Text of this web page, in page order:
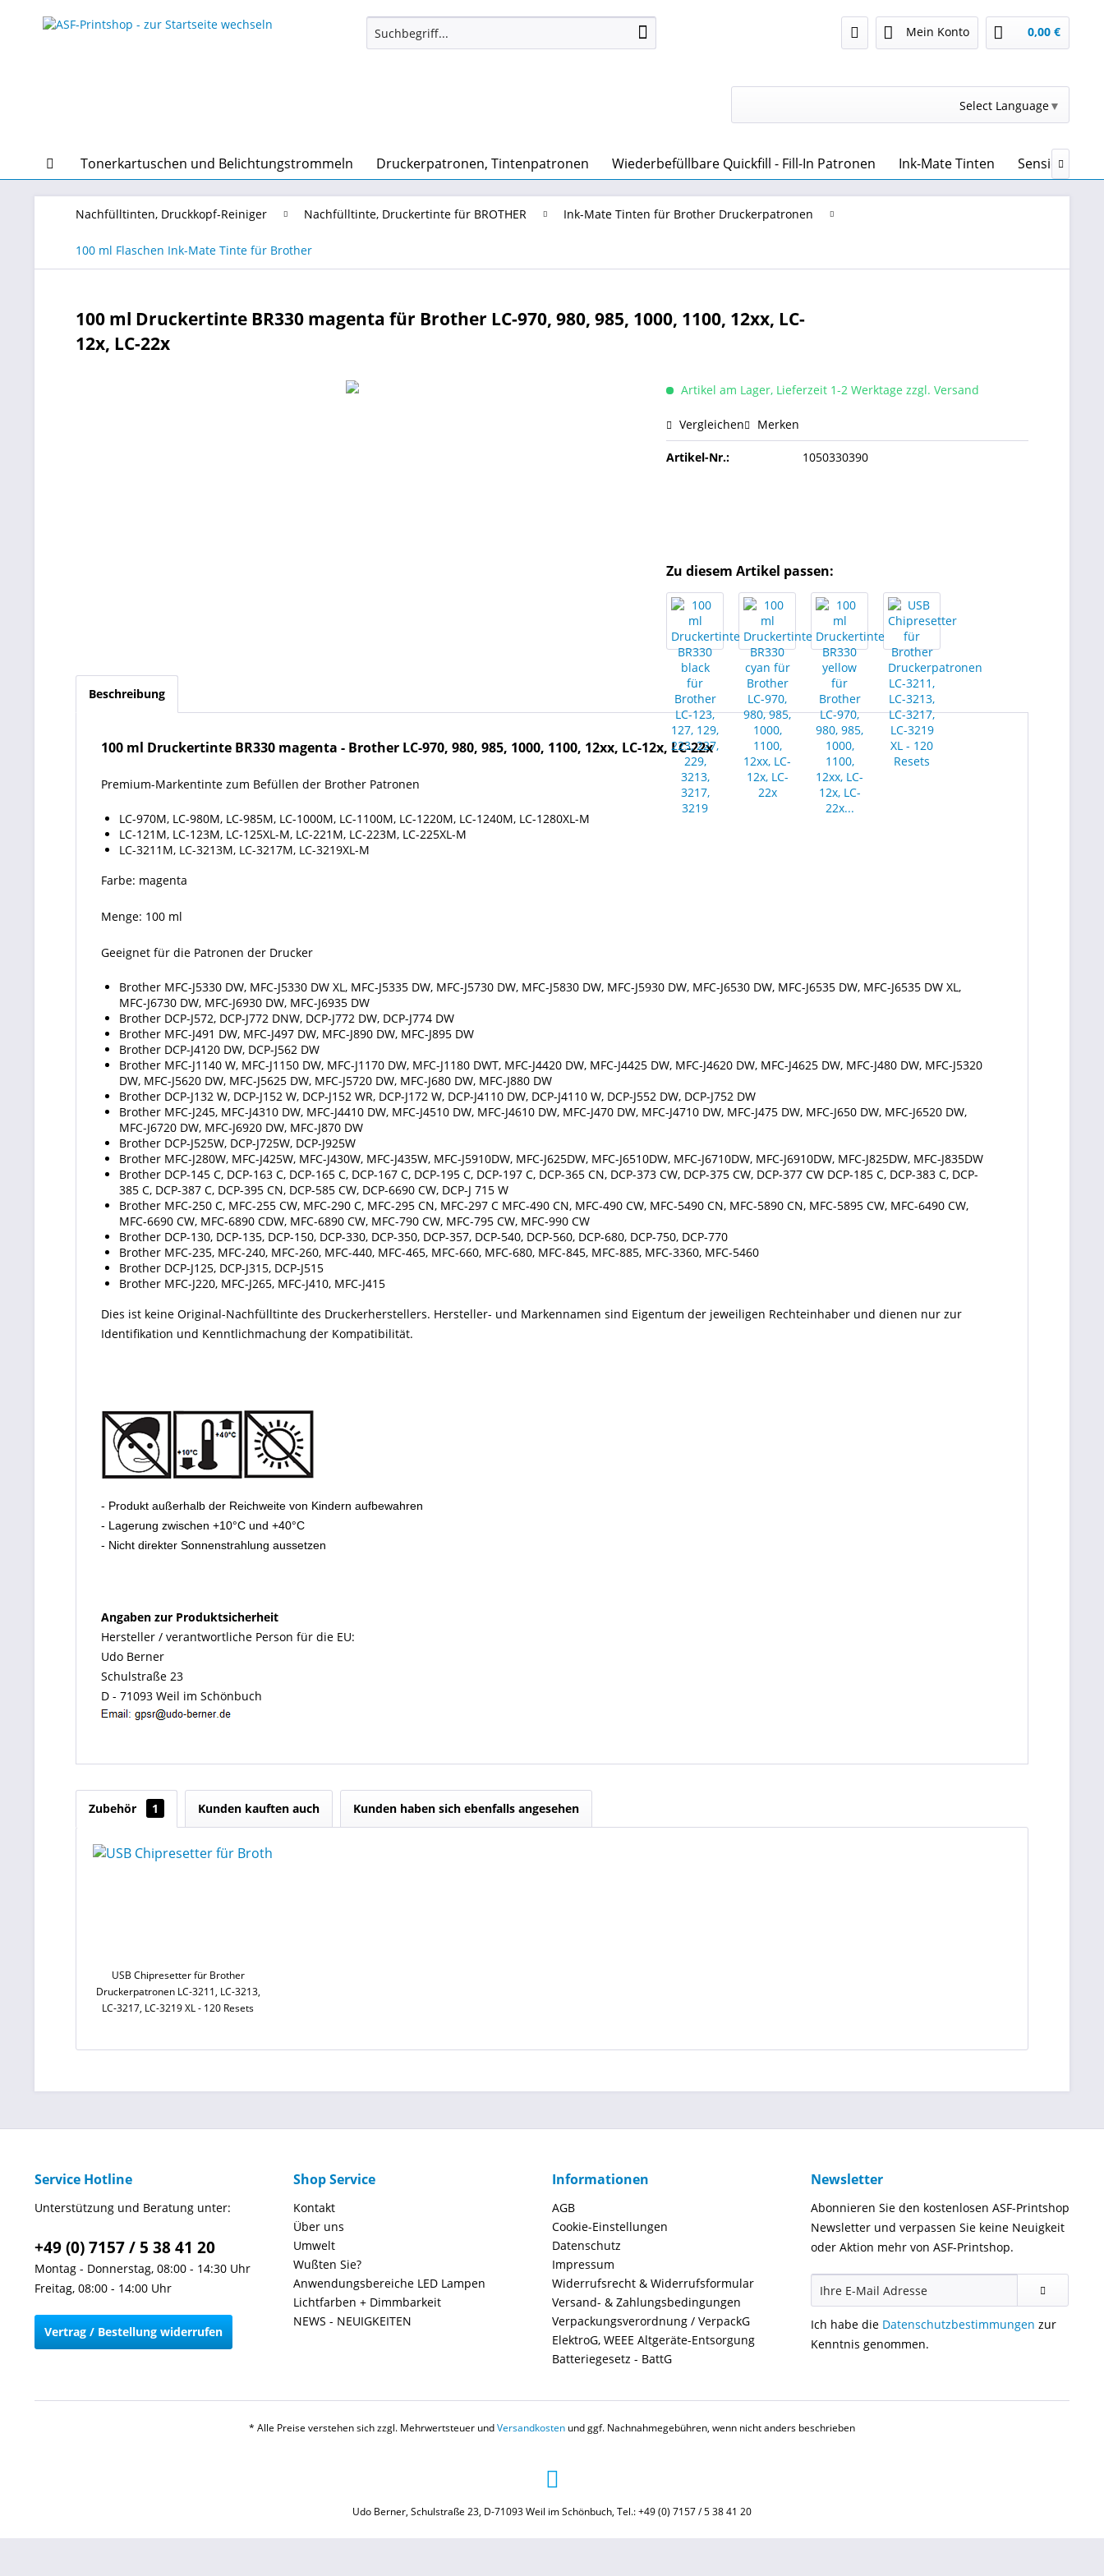
Mein Konto 0,00 €
Select Language▼
Tonerkartuschen und Belichtungstrommeln Druckerpatronen, Tintenpatronen Wiederbefüllbare Quickfill - Fill-In Patronen Ink-Mate Tinten Sensient

Nachfülltinten, Druckkopf-Reiniger Nachfülltinte, Druckertinte für BROTHER Ink-Mate Tinten für Brother Druckerpatronen
100 ml Flaschen Ink-Mate Tinte für Brother
100 ml Druckertinte BR330 magenta für Brother LC-970, 980, 985, 1000, 1100, 12xx, LC-
12x, LC-22x
Artikel am Lager, Lieferzeit 1-2 Werktage zzgl. Versand
Vergleichen Merken
Artikel-Nr.: 1050330390
Zu diesem Artikel passen:
Beschreibung
100 ml Druckertinte BR330 magenta - Brother LC-970, 980, 985, 1000, 1100, 12xx, LC-12x, LC-22x
Premium-Markentinte zum Befüllen der Brother Patronen
LC-970M, LC-980M, LC-985M, LC-1000M, LC-1100M, LC-1220M, LC-1240M, LC-1280XL-M
LC-121M, LC-123M, LC-125XL-M, LC-221M, LC-223M, LC-225XL-M
LC-3211M, LC-3213M, LC-3217M, LC-3219XL-M
Farbe: magenta
Menge: 100 ml
Geeignet für die Patronen der Drucker
Brother MFC-J5330 DW, MFC-J5330 DW XL, MFC-J5335 DW, MFC-J5730 DW, MFC-J5830 DW, MFC-J5930 DW, MFC-J6530 DW, MFC-J6535 DW, MFC-J6535 DW XL,
MFC-J6730 DW, MFC-J6930 DW, MFC-J6935 DW
Brother DCP-J572, DCP-J772 DNW, DCP-J772 DW, DCP-J774 DW
Brother MFC-J491 DW, MFC-J497 DW, MFC-J890 DW, MFC-J895 DW
Brother DCP-J4120 DW, DCP-J562 DW
Brother MFC-J1140 W, MFC-J1150 DW, MFC-J1170 DW, MFC-J1180 DWT, MFC-J4420 DW, MFC-J4425 DW, MFC-J4620 DW, MFC-J4625 DW, MFC-J480 DW, MFC-J5320
DW, MFC-J5620 DW, MFC-J5625 DW, MFC-J5720 DW, MFC-J680 DW, MFC-J880 DW
Brother DCP-J132 W, DCP-J152 W, DCP-J152 WR, DCP-J172 W, DCP-J4110 DW, DCP-J4110 W, DCP-J552 DW, DCP-J752 DW
Brother MFC-J245, MFC-J4310 DW, MFC-J4410 DW, MFC-J4510 DW, MFC-J4610 DW, MFC-J470 DW, MFC-J4710 DW, MFC-J475 DW, MFC-J650 DW, MFC-J6520 DW,
MFC-J6720 DW, MFC-J6920 DW, MFC-J870 DW
Brother DCP-J525W, DCP-J725W, DCP-J925W
Brother MFC-J280W, MFC-J425W, MFC-J430W, MFC-J435W, MFC-J5910DW, MFC-J625DW, MFC-J6510DW, MFC-J6710DW, MFC-J6910DW, MFC-J825DW, MFC-J835DW
Brother DCP-145 C, DCP-163 C, DCP-165 C, DCP-167 C, DCP-195 C, DCP-197 C, DCP-365 CN, DCP-373 CW, DCP-375 CW, DCP-377 CW DCP-185 C, DCP-383 C, DCP-
385 C, DCP-387 C, DCP-395 CN, DCP-585 CW, DCP-6690 CW, DCP-J 715 W
Brother MFC-250 C, MFC-255 CW, MFC-290 C, MFC-295 CN, MFC-297 C MFC-490 CN, MFC-490 CW, MFC-5490 CN, MFC-5890 CN, MFC-5895 CW, MFC-6490 CW,
MFC-6690 CW, MFC-6890 CDW, MFC-6890 CW, MFC-790 CW, MFC-795 CW, MFC-990 CW
Brother DCP-130, DCP-135, DCP-150, DCP-330, DCP-350, DCP-357, DCP-540, DCP-560, DCP-680, DCP-750, DCP-770
Brother MFC-235, MFC-240, MFC-260, MFC-440, MFC-465, MFC-660, MFC-680, MFC-845, MFC-885, MFC-3360, MFC-5460
Brother DCP-J125, DCP-J315, DCP-J515
Brother MFC-J220, MFC-J265, MFC-J410, MFC-J415
Dies ist keine Original-Nachfülltinte des Druckerherstellers. Hersteller- und Markennamen sind Eigentum der jeweiligen Rechteinhaber und dienen nur zur
Identifikation und Kenntlichmachung der Kompatibilität.
- Produkt außerhalb der Reichweite von Kindern aufbewahren
- Lagerung zwischen +10°C und +40°C
- Nicht direkter Sonnenstrahlung aussetzen
Angaben zur Produktsicherheit
Hersteller / verantwortliche Person für die EU:
Udo Berner
Schulstraße 23
D - 71093 Weil im Schönbuch
Zubehör 1 Kunden kauften auch Kunden haben sich ebenfalls angesehen
USB Chipresetter für Brother
Druckerpatronen LC-3211, LC-3213,
LC-3217, LC-3219 XL - 120 Resets
Service Hotline
Unterstützung und Beratung unter:
+49 (0) 7157 / 5 38 41 20
Montag - Donnerstag, 08:00 - 14:30 Uhr
Freitag, 08:00 - 14:00 Uhr
Vertrag / Bestellung widerrufen
Shop Service
Kontakt
Über uns
Umwelt
Wußten Sie?
Anwendungsbereiche LED Lampen
Lichtfarben + Dimmbarkeit
NEWS - NEUIGKEITEN
Informationen
AGB
Cookie-Einstellungen
Datenschutz
Impressum
Widerrufsrecht & Widerrufsformular
Versand- & Zahlungsbedingungen
Verpackungsverordnung / VerpackG
ElektroG, WEEE Altgeräte-Entsorgung
Batteriegesetz - BattG
Newsletter
Abonnieren Sie den kostenlosen ASF-Printshop
Newsletter und verpassen Sie keine Neuigkeit
oder Aktion mehr von ASF-Printshop.
Ich habe die Datenschutzbestimmungen zur
Kenntnis genommen.
* Alle Preise verstehen sich zzgl. Mehrwertsteuer undVersandkosten und ggf. Nachnahmegebühren, wenn nicht anders beschrieben
Udo Berner, Schulstraße 23, D-71093 Weil im Schönbuch, Tel.: +49 (0) 7157 / 5 38 41 20